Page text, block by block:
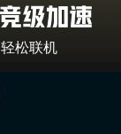
松联机